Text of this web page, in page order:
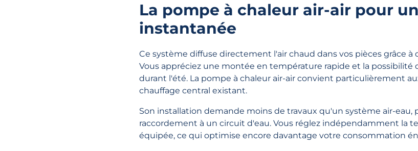
La pompe à chaleur air-air pour
instantanée
Ce système diffuse directement l'air chaud dans vos pièces grâce à
Vous appréciez une montée en température rapide et la
durant l'été. La pompe à chaleur air-air convient particulièrement
chauffage central existant.
Son installation demande moins de travaux qu'un système air-eau,
raccordement à un circuit d'eau. Vous réglez indépendamment la
équipée, ce qui optimise encore davantage votre consommation